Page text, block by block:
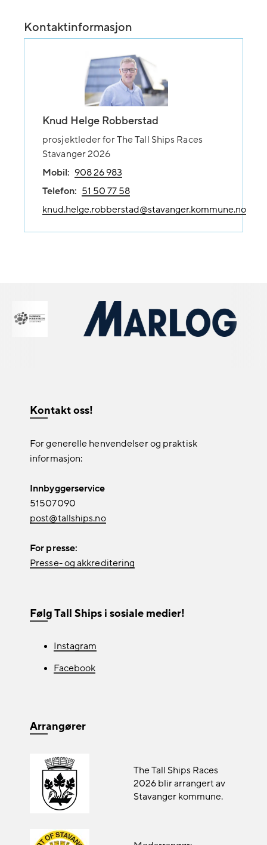
Kontaktinformasjon
Knud Helge Robberstad
prosjektleder for The Tall Ships Races
Stavanger 2026
Mobil: 908 26 983
Telefon: 51 50 77 58
knud.helge.robberstad@stavanger.kommune.no
Kontakt oss!
For generelle henvendelser og praktisk
informasjon:
Innbyggerservice
51507090
post@tallships.no
For presse:
Presse- og akkreditering
Følg Tall Ships i sosiale medier!
Instagram
Facebook
Arrangører
The Tall Ships Races
2026 blir arrangert av
Stavanger kommune.